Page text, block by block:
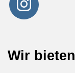
Wir bieten